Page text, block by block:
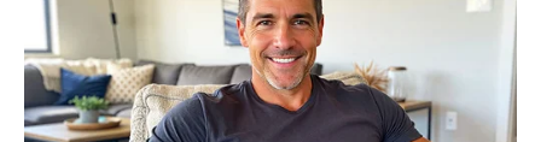
hummvieslover 03/02/2018
Agh banyak sekali meracau kalian